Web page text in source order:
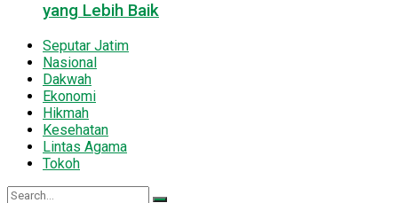
yang Lebih Baik
Seputar Jatim
Nasional
Dakwah
Ekonomi
Hikmah
Kesehatan
Lintas Agama
Tokoh